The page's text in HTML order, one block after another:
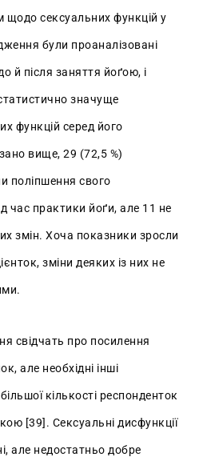
щодо сексуальних функцій у
були проаналізовані
й після заняття йоґою, і
значуще
функцій серед його
вище, 29 (72,5 %)
поліпшення свого
час практики йоґи, але 11 не
змін. Хоча показники зросли
зміни деяких із них не
свідчать про посилення
але необхідні інші
кількості респонденток
[39]. Сексуальні дисфункції
але недостатньо добре